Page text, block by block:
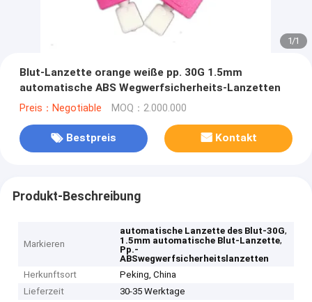
1/1
Blut-Lanzette orange weiße pp. 30G 1.5mm
automatische ABS Wegwerfsicherheits-Lanzetten
Preis：Negotiable MOQ：2.000.000
Bestpreis Kontakt
Produkt-Beschreibung
Markieren
automatische Lanzette des Blut-30G,
1.5mm automatische Blut-Lanzette,
Pp.-
ABSwegwerfsicherheitslanzetten
Herkunftsort
Peking, China
Lieferzeit
30-35 Werktage